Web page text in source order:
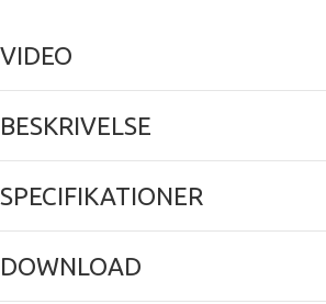
VIDEO
BESKRIVELSE
SPECIFIKATIONER
DOWNLOAD